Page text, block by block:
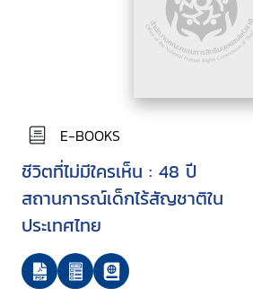
E-BOOKS
ชีวิตที่ไม่มีใครเห็น : 48 ปี
สถานการณ์เด็กไร้สัญชาติใน
ประเทศไทย